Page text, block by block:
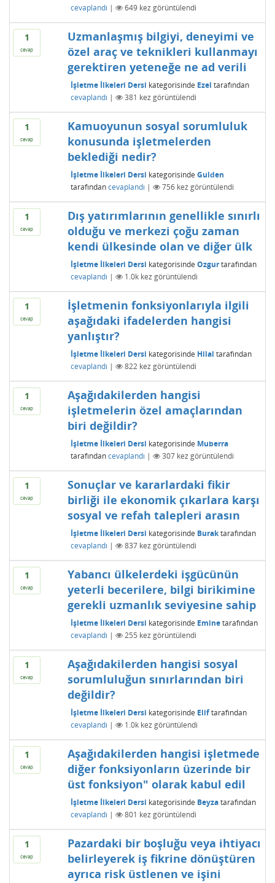
cevaplandı | 649kez görüntülendi
1
cevap
Uzmanlaşmış bilgiyi, deneyimi ve
özel araç ve teknikleri kullanmayı
gerektiren yeteneğe ne ad verili
İşletme İlkeleri Dersi kategorisinde Ezel tarafından
cevaplandı | 381 kez görüntülendi
1
cevap
Kamuoyunun sosyal sorumluluk
konusunda işletmelerden
beklediği nedir?
İşletme İlkeleri Dersi kategorisinde Gulden
tarafından cevaplandı | 756kez görüntülendi
1
cevap
Dış yatırımlarının genellikle sınırlı
olduğu ve merkezi çoğu zaman
kendi ülkesinde olan ve diğer ülk
İşletme İlkeleri Dersi kategorisinde Ozgur tarafından
cevaplandı | 1.0kkez görüntülendi
1
cevap
İşletmenin fonksiyonlarıyla ilgili
aşağıdaki ifadelerden hangisi
yanlıştır?
İşletme İlkeleri Dersi kategorisinde Hilal tarafından
cevaplandı | 822kez görüntülendi
1
cevap
Aşağıdakilerden hangisi
işletmelerin özel amaçlarından
biri değildir?
İşletme İlkeleri Dersi kategorisinde Muberra
tarafından cevaplandı | 307kez görüntülendi
1
cevap
Sonuçlar ve kararlardaki fikir
birliği ile ekonomik çıkarlara karşı
sosyal ve refah talepleri arasın
İşletme İlkeleri Dersi kategorisinde Burak tarafından
cevaplandı | 837kez görüntülendi
1
cevap
Yabancı ülkelerdeki işgücünün
yeterli becerilere, bilgi birikimine
gerekli uzmanlık seviyesine sahip
İşletme İlkeleri Dersi kategorisinde Emine tarafından
cevaplandı | 255 kez görüntülendi
1
cevap
Aşağıdakilerden hangisi sosyal
sorumluluğun sınırlarından biri
değildir?
İşletme İlkeleri Dersi kategorisinde Elif tarafından
cevaplandı | 1.0kkez görüntülendi
1
cevap
Aşağıdakilerden hangisi işletmede
diğer fonksiyonların üzerinde bir
üst fonksiyon" olarak kabul edil
İşletme İlkeleri Dersi kategorisinde Beyza tarafından
cevaplandı | 801 kez görüntülendi
1
cevap
Pazardaki bir boşluğu veya ihtiyacı
belirleyerek iş fikrine dönüştüren
ayrıca risk üstlenen ve işini